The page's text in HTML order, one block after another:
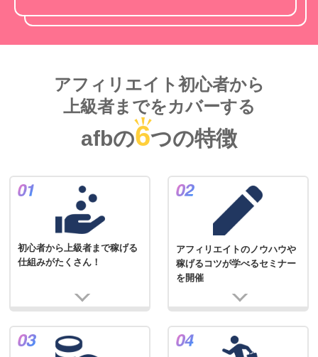
アフィリエイト初心者から
上級者までをカバーする
afbの6つの特徴
初心者から上級者まで稼げる
仕組みがたくさん！
アフィリエイトのノウハウや
稼げるコツが学べるセミナー
を開催